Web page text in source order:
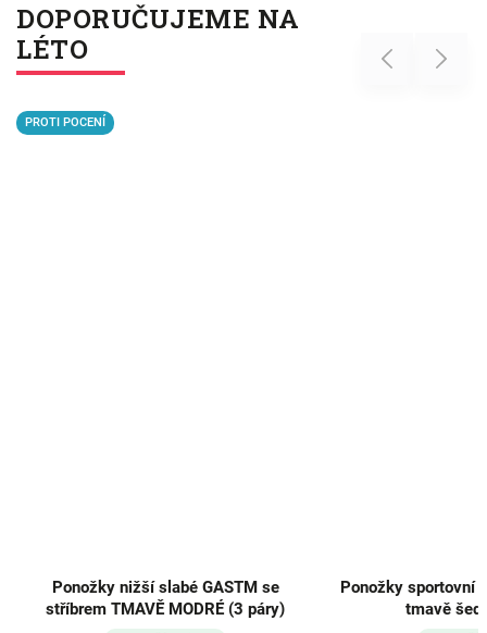
DOPORUČUJEME NA
LÉTO
Previous
PROTI POCENÍ
Ponožky nižší slabé GASTM se
stříbrem TMAVĚ MODRÉ (3 páry)
Ponožky sportovní
tmavě
Next